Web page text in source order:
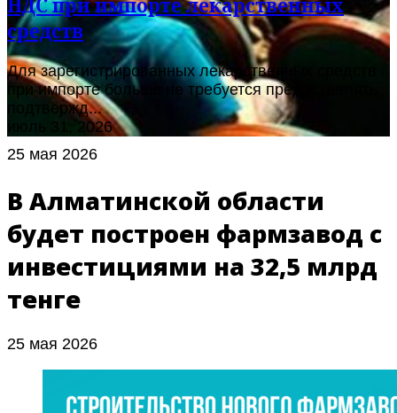
НДС при импорте лекарственных
средств
Для зарегистрированных лекарственных средств
при импорте больше не требуется предоставлять
подтвержд...
июль 31, 2026
25 мая 2026
В Алматинской области
будет построен фармзавод с
инвестициями на 32,5 млрд
тенге
25 мая 2026